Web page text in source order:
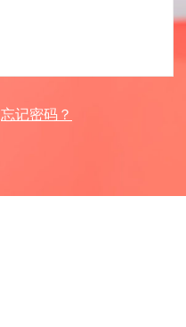
忘记密码？